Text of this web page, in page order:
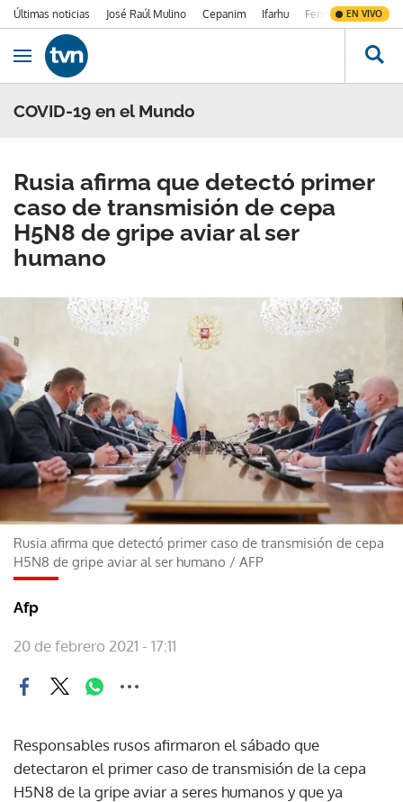
Últimas noticias José Raúl Mulino Cepanim Ifarhu Fenómeno de El
EN VIVO
Ir al contenido
Obrir navegació
COVID-19 en el Mundo
Rusia afirma que detectó primer
caso de transmisión de cepa
H5N8 de gripe aviar al ser
humano
Rusia afirma que detectó primer caso de transmisión de cepa
H5N8 de gripe aviar al ser humano / AFP
Afp
20 de febrero 2021 - 17:11
Responsables rusos afirmaron el sábado que
detectaron el primer caso de transmisión de la cepa
H5N8 de la gripe aviar a seres humanos y que ya